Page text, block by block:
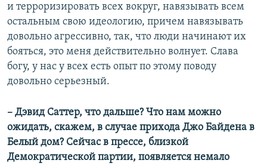
и терроризировать всех вокруг, навязывать всем
остальным свою идеологию, причем навязывать
довольно агрессивно, так, что люди начинают их
бояться, это меня действительно волнует. Слава
богу, у нас у всех есть опыт по этому поводу
довольно серьезный.
– Дэвид Саттер, что дальше? Что нам можно
ожидать, скажем, в случае прихода Джо Байдена в
Белый дом? Сейчас в прессе, близкой
Демократической партии, появляется немало